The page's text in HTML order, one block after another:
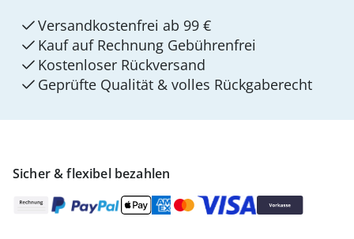
Sicher & flexibel bezahlen
Versandkostenfrei ab 99 €
Kauf auf Rechnung Gebührenfrei
Kostenloser Rückversand
Geprüfte Qualität & volles Rückgaberecht